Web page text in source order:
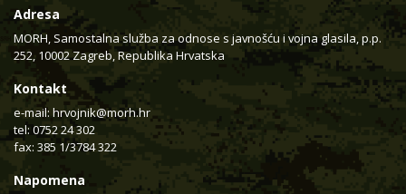
Adresa
MORH, Samostalna služba za odnose s javnošću i vojna glasila, p.p.
252, 10002 Zagreb, Republika Hrvatska
Kontakt
e-mail: hrvojnik@morh.hr
tel: 0752 24 302
fax: 385 1/3784 322
Napomena